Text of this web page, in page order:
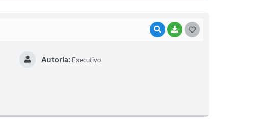
VISUALIZAR
BAIXAR
Autoria: Executivo